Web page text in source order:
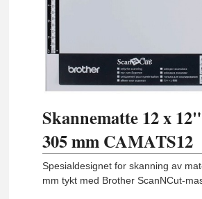
Skannematte 12 x
305 mm CAMATS12
Spesialdesignet for skanning av
mm tykt med Brother ScanNCut-